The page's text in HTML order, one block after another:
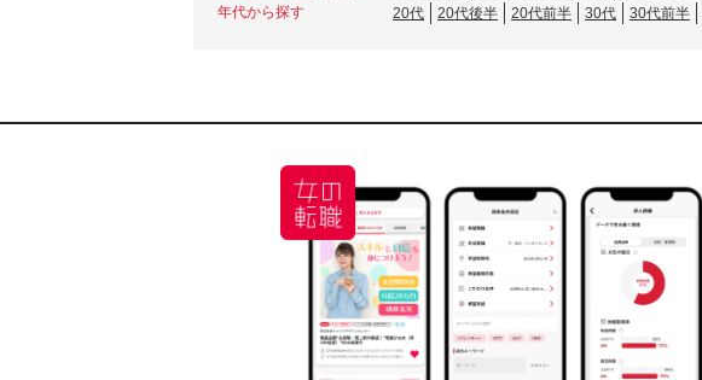
年代から探す
20代 20代後半 20代前半 30代 30代前半